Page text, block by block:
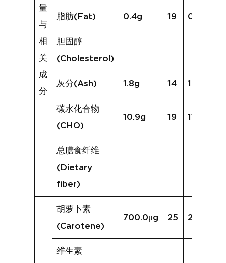
量
与
相
关
成
分
脂肪(Fat) 0.4g 19 0.4g
胆固醇
(Cholesterol)
灰分(Ash) 1.8g 14 1.3g
碳水化合物
(CHO)
10.9g 19 11.8g
总膳食纤维
(Dietary
fiber)
胡萝卜素
(Carotene)
700.0μg 25 2513.5μg
维生素